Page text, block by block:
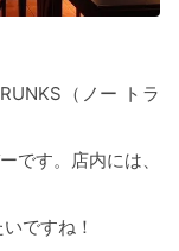
（ノー トラ
です。店内には、
ですね！